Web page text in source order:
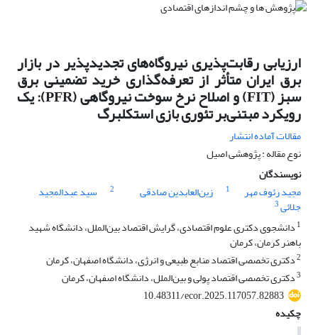
ارزیابی رقابت‌پذیری نیروگاه‌های تجدیدپذیر در بازار
برق ایران متأثر از تعرفه‌گذاری خرید تضمینی برق
سبز (FIT) و اصلاح نرخ سوخت نیروگاهی (PFR): یک
رویکرد مبتنی‌بر تئوری بازی استکلبرگ
مقالات آماده انتشار
نوع مقاله : پژوهشی اصیل
نویسندگان
مجید رئوف مهر
1 زین‌العابدین صادقی 2 سید عبدالمجید
جلائی3
1 دانشجوی دکتری علوم اقتصادی، گرایش اقتصاد بین‌الملل، دانشگاه شهید
باهنر کرمان، کرمان
2دکتری تخصصی اقتصاد منابع طبیعی و انرژی، دانشگاه اصفهان، کرمان
3دکتری تخصصی اقتصاد پولی و بین‌الملل، دانشگاه اصفهان، کرمان
10.48311/ecor.2025.117057.82883
چکیده